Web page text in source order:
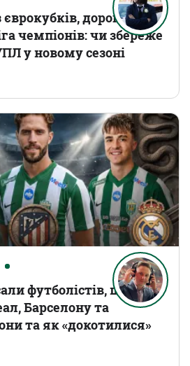
дорогі
чемпіонів: чи збереже
у новому сезоні
футболістів, що
Барселону та
та як «докотилися»